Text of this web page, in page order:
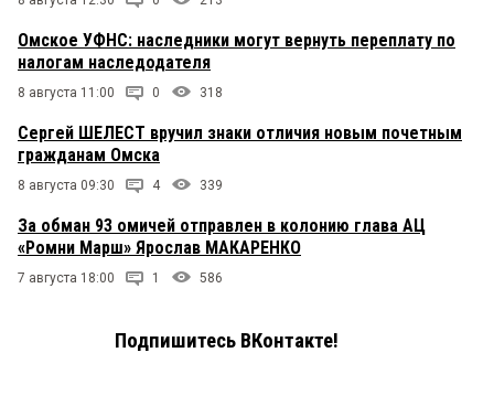
Омское УФНС: наследники могут вернуть переплату по
налогам наследодателя
8 августа 11:00 0 318
Сергей ШЕЛЕСТ вручил знаки отличия новым почетным
гражданам Омска
8 августа 09:30 4 339
За обман 93 омичей отправлен в колонию глава АЦ
«Ромни Марш» Ярослав МАКАРЕНКО
7 августа 18:00 1 586
Подпишитесь ВКонтакте!